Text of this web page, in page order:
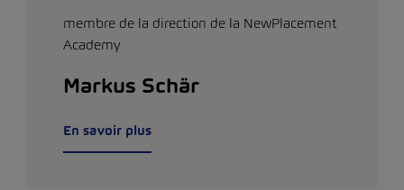
membre de la direction de la NewPlacement
Academy
Markus Schär
En savoir plus